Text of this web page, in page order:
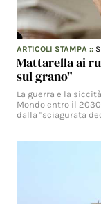
ARTICOLI STAMPA ::
Mattarella ai
sul grano"
La guerra e la
Mondo entro il
dalla "sciagurata